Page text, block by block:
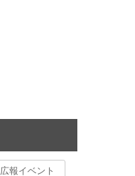
広報イベント